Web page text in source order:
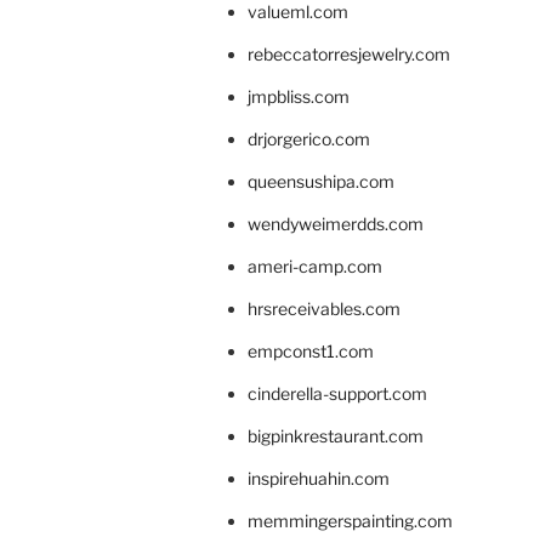
valueml.com
rebeccatorresjewelry.com
jmpbliss.com
drjorgerico.com
queensushipa.com
wendyweimerdds.com
ameri-camp.com
hrsreceivables.com
empconst1.com
cinderella-support.com
bigpinkrestaurant.com
inspirehuahin.com
memmingerspainting.com